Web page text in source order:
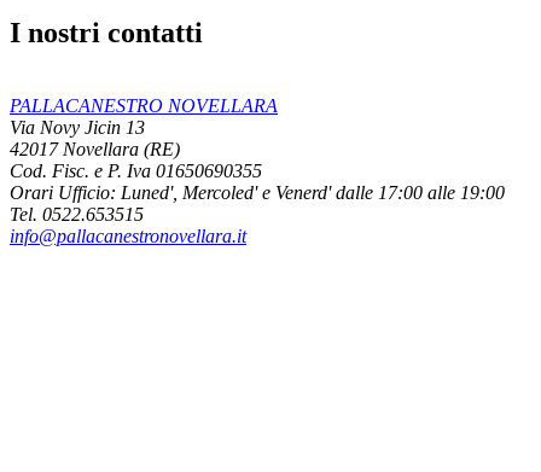
I nostri contatti
PALLACANESTRO NOVELLARA
Via Novy Jicin 13
42017 Novellara (RE)
Cod. Fisc. e P. Iva 01650690355
Orari Ufficio: Luned', Mercoled' e Venerd' dalle 17:00 alle 19:00
Tel. 0522.653515
info@pallacanestronovellara.it